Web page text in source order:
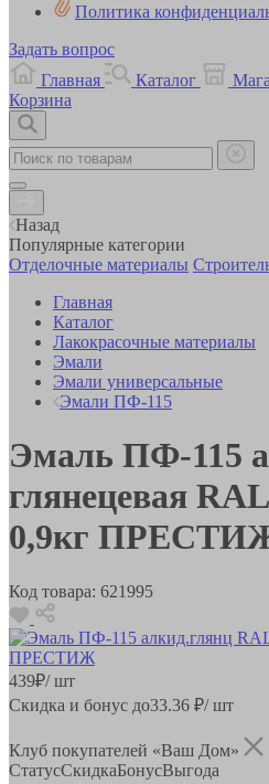
Политика
Задать вопрос
Главная
Каталог
Корзина
Назад
Популярные категории
Отделочные материалы
Главная
Каталог
Лакокрасочные материалы
Эмали
Эмали универсальные
Эмали ПФ-115
Эмаль ПФ-115
глянецевая
0,9кг
Код товара: 621995
439₽/ шт
Скидка и бонус до33.36 ₽/ шт
Клуб покупателей «Ваш Дом»
СтатусСкидкаБонусВыгода